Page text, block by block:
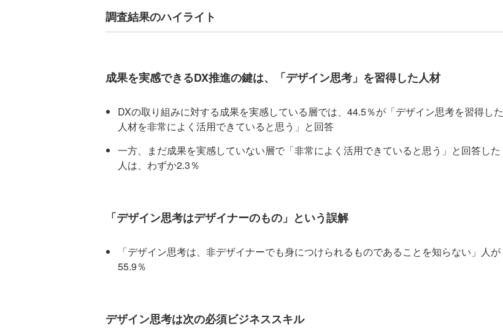
調査結果のハイライト
成果を実感できるDX推進の鍵は、「デザイン思考」を習得した人材
DXの取り組みに対する成果を実感している層では、44.5％が「デザイン思考を習得した
人材を非常によく活用できていると思う」と回答
一方、まだ成果を実感していない層で「非常によく活用できていると思う」と回答した
人は、わずか2.3％
「デザイン思考はデザイナーのもの」という誤解
「デザイン思考は、非デザイナーでも身につけられるものであることを知らない」人が
55.9％
デザイン思考は次の必須ビジネススキル